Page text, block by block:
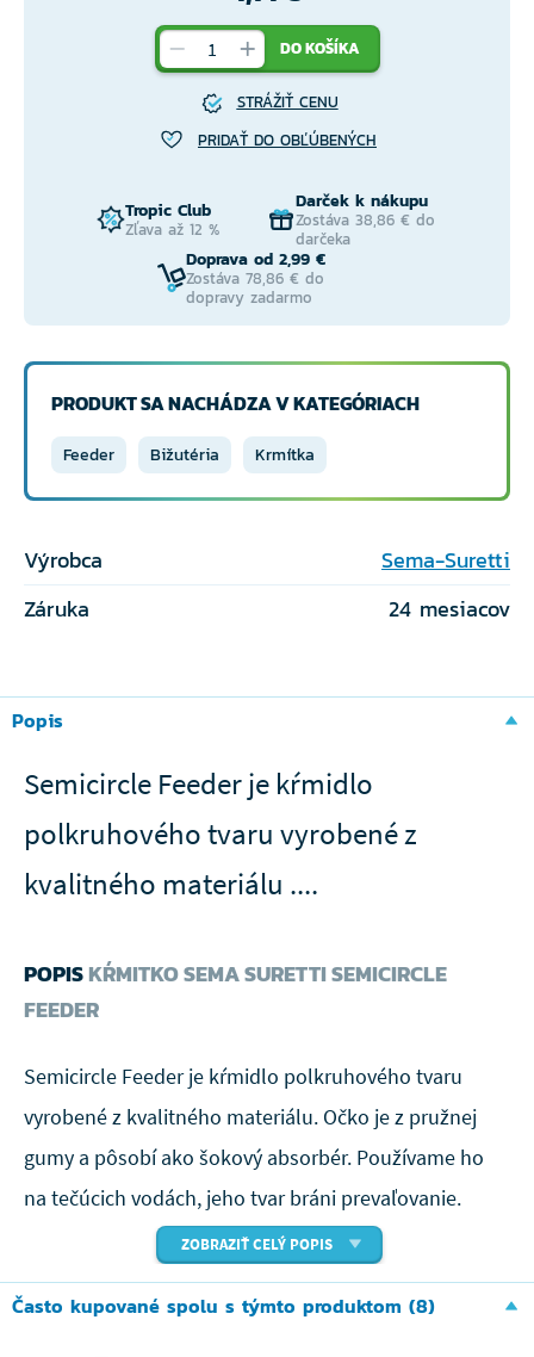
DO KOŠÍKA
STRÁŽIŤ CENU
PRIDAŤ DO OBĽÚBENÝCH
Tropic Club
Zľava až 12 %
Darček k nákupu
Zostáva 38,86 € do
darčeka
Doprava od 2,99 €
Zostáva 78,86 € do
dopravy zadarmo
PRODUKT SA NACHÁDZA V KATEGÓRIACH
Feeder Bižutéria Krmítka
Výrobca
Sema-Suretti
Záruka
24 mesiacov
Popis
Semicircle Feeder je kŕmidlo
polkruhového tvaru vyrobené z
kvalitného materiálu ....
POPISKŔMITKO SEMA SURETTI SEMICIRCLE
FEEDER
Semicircle Feeder je kŕmidlo polkruhového tvaru
vyrobené z kvalitného materiálu. Očko je z pružnej
gumy a pôsobí ako šokový absorbér. Používame ho
na tečúcich vodách, jeho tvar bráni prevaľovanie.
ZOBRAZIŤ CELÝ POPIS
Často kupované spolu s týmto produktom (8)